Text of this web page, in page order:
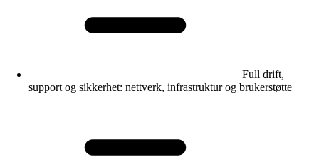
Full drift,
support og sikkerhet: nettverk, infrastruktur og brukerstøtte